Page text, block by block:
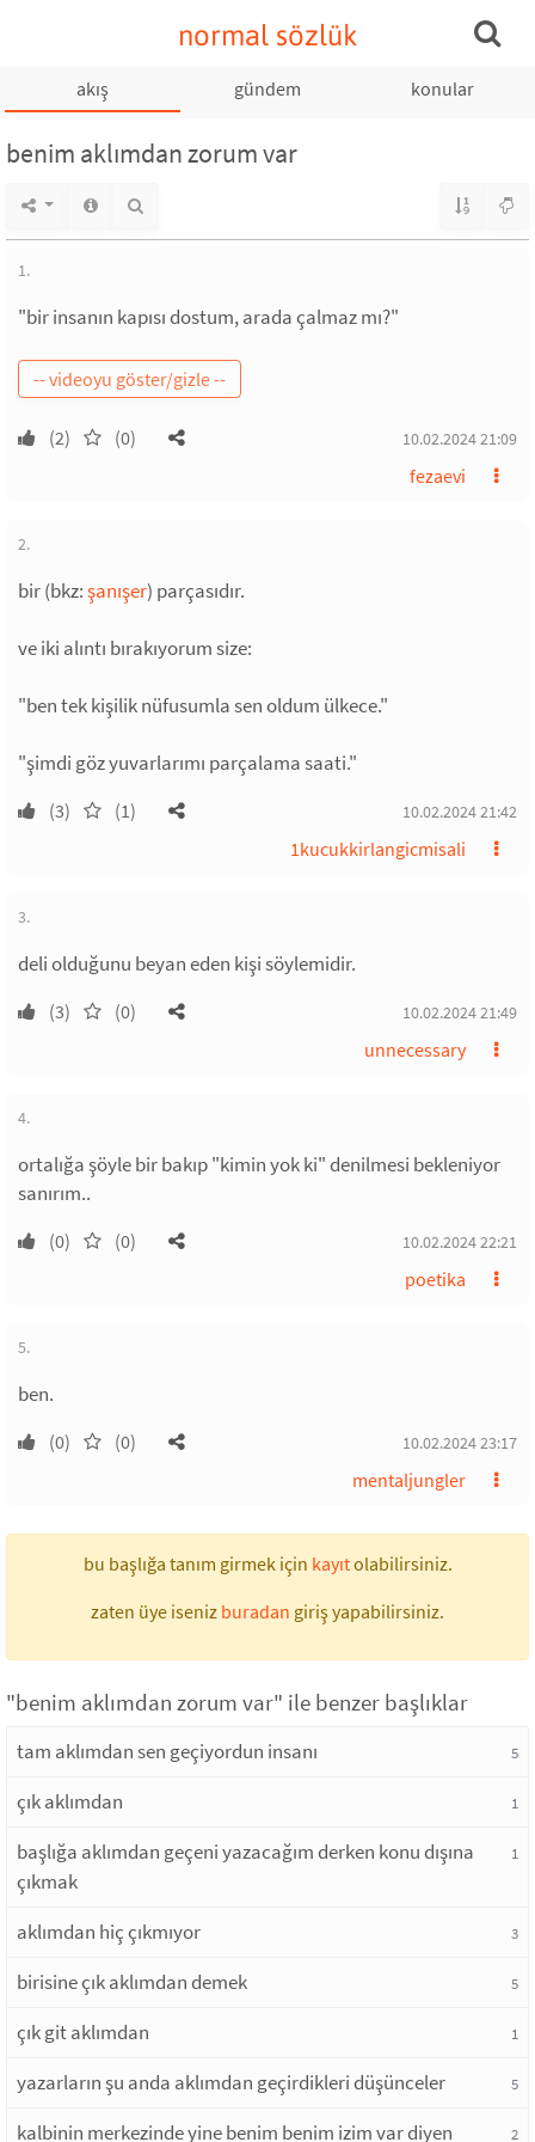
normal sözlük
akış gündem konular
benim aklımdan zorum var
1.
"bir insanın kapısı dostum, arada çalmaz mı?"
(2) (0) 10.02.2024 21:09
fezaevi
2.
bir (bkz:şanışer) parçasıdır.
ve iki alıntı bırakıyorum size:
"ben tek kişilik nüfusumla sen oldum ülkece."
"şimdi göz yuvarlarımı parçalama saati."
(3) (1) 10.02.2024 21:42
1kucukkirlangicmisali
3.
deli olduğunu beyan eden kişi söylemidir.
(3) (0) 10.02.2024 21:49
unnecessary
4.
ortalığa şöyle bir bakıp "kimin yok ki" denilmesi bekleniyor
sanırım..
(0) (0) 10.02.2024 22:21
poetika
5.
ben.
(0) (0) 10.02.2024 23:17
mentaljungler
bu başlığa tanım girmek için kayıtolabilirsiniz.
zaten üye iseniz buradan giriş yapabilirsiniz.
"benim aklımdan zorum var" ile benzer başlıklar
tam aklımdan sen geçiyordun insanı 5
çık aklımdan 1
başlığa aklımdan geçeni yazacağım derken konu dışına
çıkmak
1
aklımdan hiç çıkmıyor 3
birisine çık aklımdan demek 5
çık git aklımdan 1
yazarların şu anda aklımdan geçirdikleri düşünceler 5
kalbinin merkezinde yine benim benim izim var diyen 2